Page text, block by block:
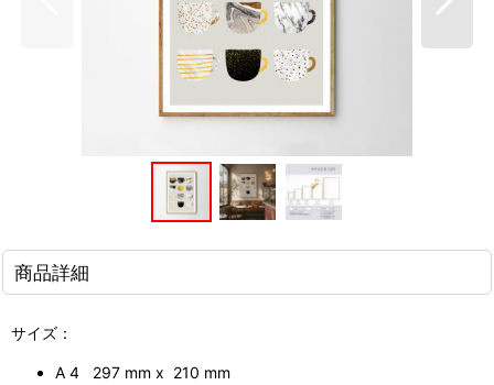
商品詳細
サイズ：
A 4 297 mm x 210 mm